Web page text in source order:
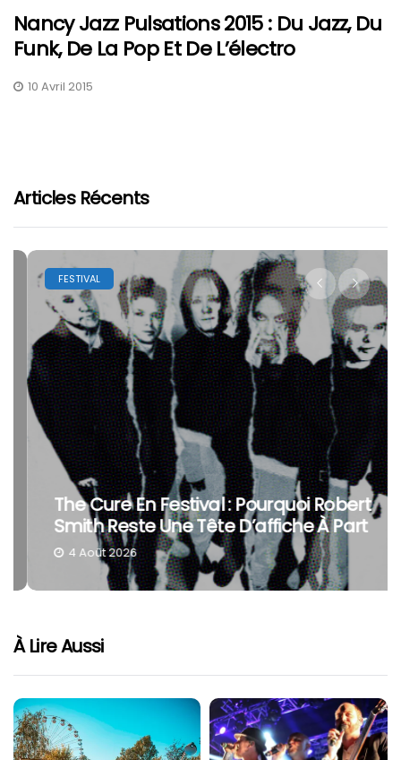
Nancy Jazz Pulsations 2015 : Du Jazz, Du
Funk, De La Pop Et De L’électro
10 Avril 2015
Articles Récents
FESTIVAL
The Cure En Festival : Pourquoi Robert
Smith Reste Une Tête D’affiche À Part
4 Août 2026
À Lire Aussi